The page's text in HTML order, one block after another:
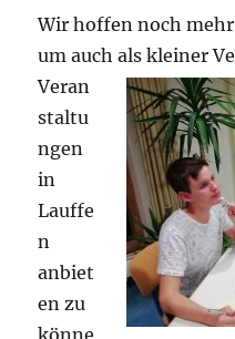
Wir hoffen noch
um auch als kleiner
Veran
staltu
ngen
in
Lauffe
n
anbiet
en zu
könne